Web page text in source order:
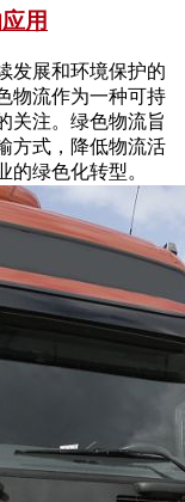
用
发展和环境保护的
物流作为一种可持
关注。绿色物流旨
方式，降低物流活
绿色化转型。